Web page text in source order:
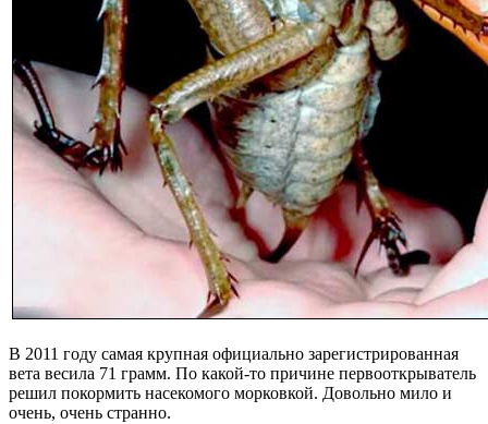
В 2011 году самая крупная официально зарегистрированная
вета весила 71 грамм. По какой-то причине первооткрыватель
решил покормить насекомого морковкой. Довольно мило и
очень, очень странно.